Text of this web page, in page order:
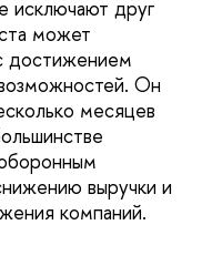
исключают друг
может
достижением
Он
месяцев
выручки и
компаний.